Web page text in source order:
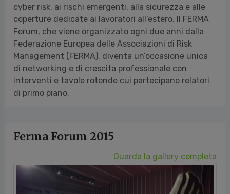
cyber risk, ai rischi emergenti, alla sicurezza e alle
coperture dedicate ai lavoratori all’estero. Il FERMA
Forum, che viene organizzato ogni due anni dalla
Federazione Europea delle Associazioni di Risk
Management (FERMA), diventa un’occasione unica
di networking e di crescita professionale con
interventi e tavole rotonde cui partecipano relatori
di primo piano.
Ferma Forum 2015
Guarda la gallery completa